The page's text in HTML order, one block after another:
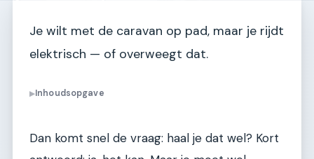
Je wilt met de caravan op pad, maar je rijdt
elektrisch — of overweegt dat.
▶Inhoudsopgave
Dan komt snel de vraag: haal je dat wel? Kort